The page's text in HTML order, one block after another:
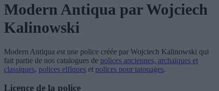
Modern Antiqua par Wojciech
Kalinowski
Modern Antiqua est une police créée par Wojciech Kalinowski qui
fait partie de nos catalogues de polices anciennes, archaïques et
classiques, polices elfiques et polices pour tatouages.
Licence de la police